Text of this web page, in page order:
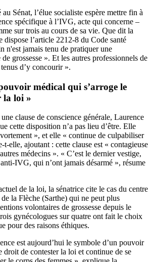
Sénat, l’élue socialiste espère mettre fin à
spécifique à l’IVG, acte qui concerne –
sur trois au cours de sa vie. Que dit la
dispose l’article 2212-8 du Code santé
n'est jamais tenu de pratiquer une
grossesse ». Et les autres professionnels de
d’y concourir ».
médical qui s’arroge le
la loi »
une clause de conscience générale, Laurence
cette disposition n’a pas lieu d’être. Elle
», et elle « continue de culpabiliser
t-elle, ajoutant : cette clause est « contagieuse
médecins ». « C’est le dernier vestige,
IVG, qui n’ont jamais désarmé », résume
de la loi, la sénatrice cite le cas du centre
la Flèche (Sarthe) qui ne peut plus
volontaires de grossesse depuis le
gynécologues sur quatre ont fait le choix
pour des raisons éthiques.
est aujourd’hui le symbole d’un pouvoir
droit de contester la loi et continue de se